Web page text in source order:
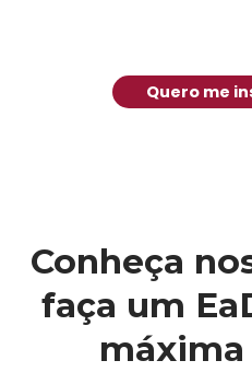
Quero me
Conheça
faça um
máxima